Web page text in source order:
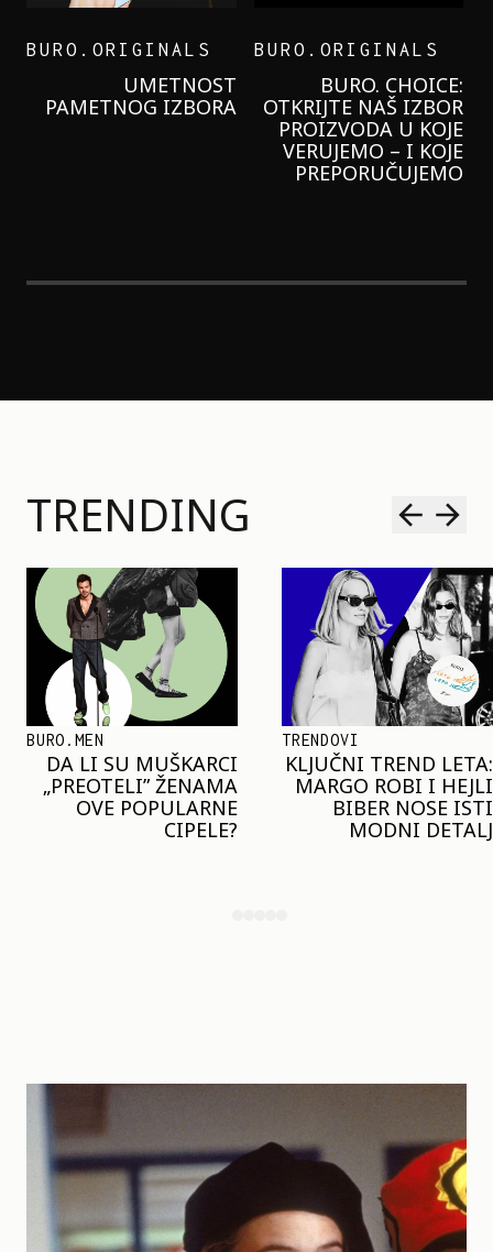
GARNIER KREMU I
NIKADA NIŠTA
LAGANIJE NISAM
KORISTILA
TRENDING
TRENDOVI
KLJUČNI TREND LETA:
MARGO ROBI I HEJLI
BIBER NOSE ISTI
MODNI DETALJ
SHOPPING
JOŠ JE RANO ZA JAKNE
– ALI U RESERVED JE
STIGAO MODEL KOJI
ĆE BITI VELIKI TREND